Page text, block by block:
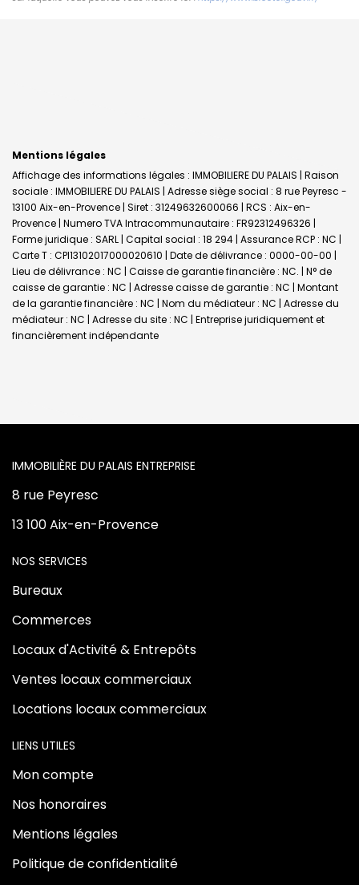
Mentions légales
Affichage des informations légales : IMMOBILIERE DU PALAIS | Raison
sociale : IMMOBILIERE DU PALAIS | Adresse siège social : 8 rue Peyresc -
13100 Aix-en-Provence | Siret : 31249632600066 | RCS : Aix-en-
Provence | Numero TVA Intracommunautaire : FR92312496326 |
Forme juridique : SARL | Capital social : 18 294 | Assurance RCP : NC |
Carte T : CPI13102017000020610 | Date de délivrance : 0000-00-00 |
Lieu de délivrance : NC | Caisse de garantie financière : NC. | N° de
caisse de garantie : NC | Adresse caisse de garantie : NC | Montant
de la garantie financière : NC | Nom du médiateur : NC | Adresse du
médiateur : NC | Adresse du site : NC | Entreprise juridiquement et
financièrement indépendante
L'AGENCE
8 rue Peyresc
13 100 Aix-en-Provence
NOS SERVICES
Bureaux
Commerces
Locaux d'Activité & Entrepôts
Ventes locaux commerciaux
Locations locaux commerciaux
LIENS UTILES
Mon compte
Nos honoraires
Mentions légales
Politique de confidentialité